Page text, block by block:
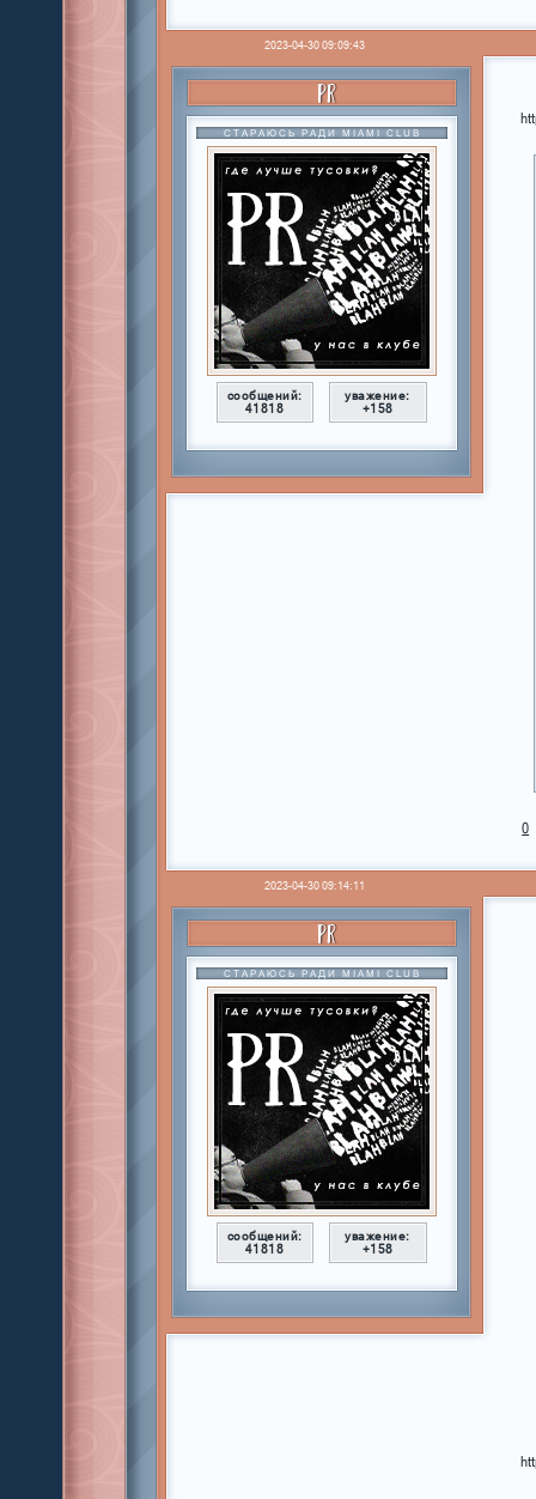
2023-04-30 09:09:43
PR
СТАРАЮСЬ РАДИ MIAMI CLUB
сообщений:
41818
уважение:
+158
0
2023-04-30 09:14:11
PR
СТАРАЮСЬ РАДИ MIAMI CLUB
сообщений:
41818
уважение:
+158